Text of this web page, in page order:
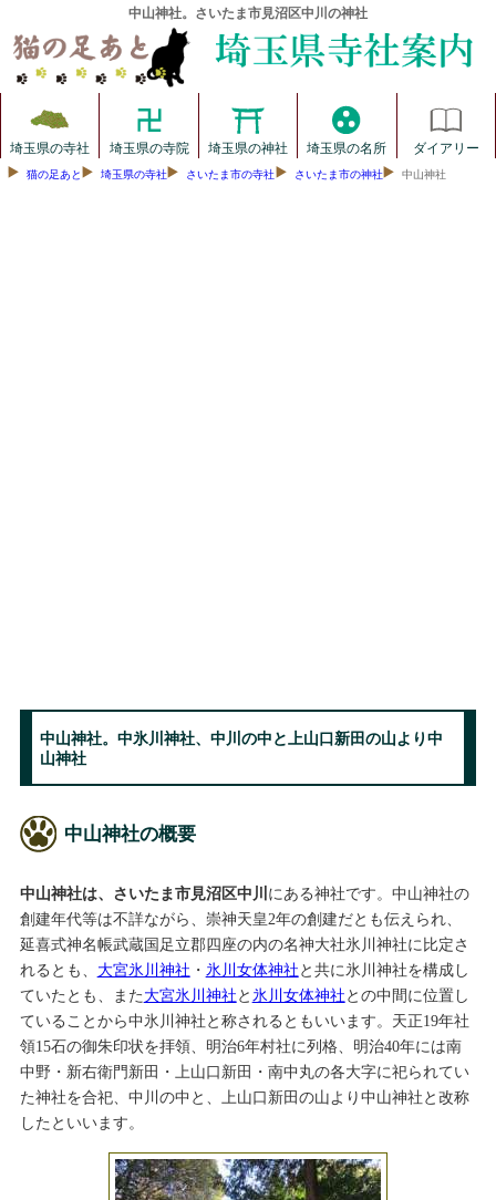
中山神社。さいたま市見沼区中川の神社
埼玉県の寺社 埼玉県の寺院 埼玉県の神社 埼玉県の名所 ダイアリー
猫の足あと 埼玉県の寺社 さいたま市の寺社 さいたま市の神社 中山神社
中山神社。中氷川神社、中川の中と上山口新田の山より中
山神社
中山神社の概要
中山神社は、さいたま市見沼区中川 にある神社です。中山神社の
創建年代等は不詳ながら、崇神天皇2年の創建だとも伝えられ、
延喜式神名帳武蔵国足立郡四座の内の名神大社氷川神社に比定さ
れるとも、 大宮氷川神社 ・ 氷川女体神社と共に氷川神社を構成し
ていたとも、また大宮氷川神社と氷川女体神社との中間に位置し
ていることから中氷川神社と称されるともいいます。天正19年社
領15石の御朱印状を拝領、明治6年村社に列格、明治40年には南
中野・新右衛門新田・上山口新田・南中丸の各大字に祀られてい
た神社を合祀、中川の中と、上山口新田の山より中山神社と改称
したといいます。